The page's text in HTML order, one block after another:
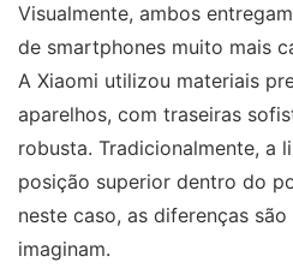
Visualmente, ambos
de smartphones muito mais
A Xiaomi utilizou materiais
aparelhos, com traseiras
robusta. Tradicionalmente, a
posição superior dentro do
neste caso, as diferenças
imaginam.